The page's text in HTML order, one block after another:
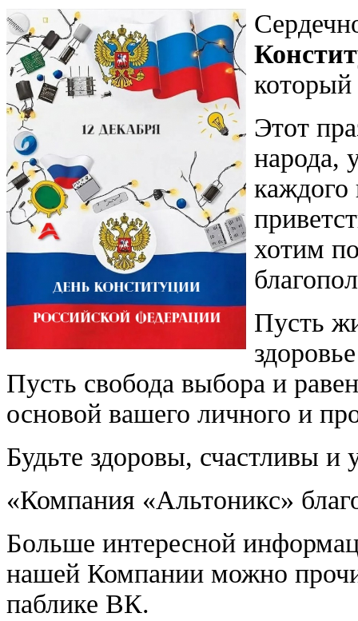
который
Этот
народа,
хотим
Пусть
Пусть свобода выбора и
основой вашего личного и
Будьте здоровы, счастливы
«Компания «Альтоникс»
Больше интересной
нашей Компании можно
паблике ВК.